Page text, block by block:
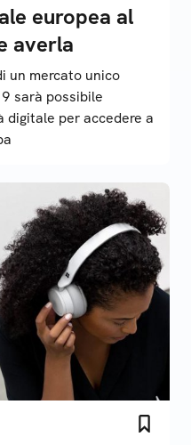
europea al
averla
un mercato unico
sarà possibile
per accedere a